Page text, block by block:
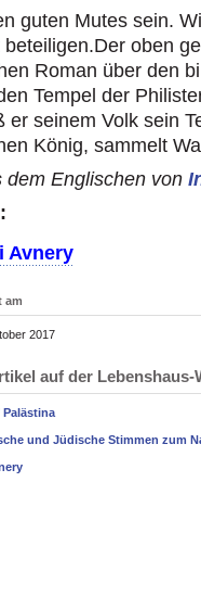
guten Mutes sein.
beteiligen.Der oben
Roman über den
Tempel der
er seinem Volk sein
König, sammelt
dem Englischen von
Avnery
am
2017
auf der
Palästina
und Jüdische Stimmen zum